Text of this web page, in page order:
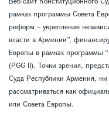
рамках программы Совета
реформ – укрепление
власти в Армении”,
Европы в рамках программы
(PGG II). Точки зрения,
Суда Республики Армения, ни
рассматриваться как
или Совета Европы.